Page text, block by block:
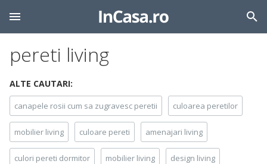
pereti living
ALTE CAUTARI:
canapele rosii cum sa zugravesc peretii culoarea peretilor
mobilier living culoare pereti amenajari living
culori pereti dormitor mobilier living design living